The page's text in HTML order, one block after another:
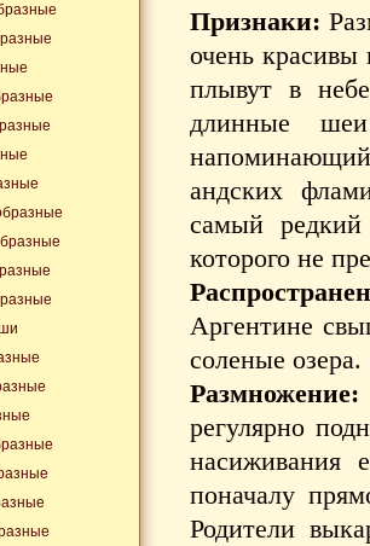
Признаки:
очень
плывут в
длинные
напоминающий
андских
самый редкий
которого не
Аргентине
соленые озера.
регулярно
насиживания
поначалу
Родители